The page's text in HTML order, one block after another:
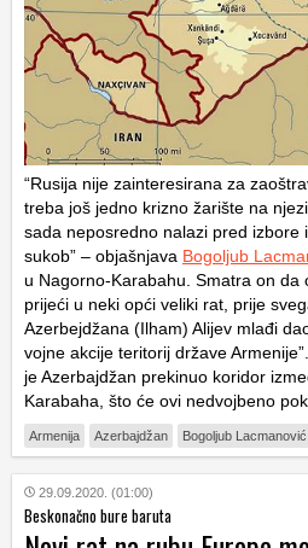
“Rusija nije zainteresirana za
treba još jedno krizno žarište na
sada neposredno nalazi pred izbore
sukob” – objašnjava Bogoljub
u Nagorno-Karabahu. Smatra on da
prijeći u neki opći veliki rat, prije
Azerbejdžana (Ilham) Alijev mlađi
vojne akcije teritorij države
je Azerbajdžan prekinuo koridor
Karabaha, što će ovi nedvojbeno
Armenija Azerbajdžan Bogoljub Lacmanović
29.09.2020. (01:00)
Beskonačno bure baruta